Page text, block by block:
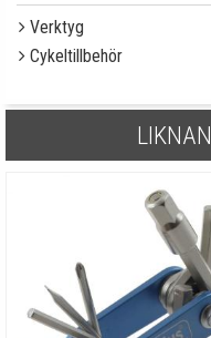
Verktyg
Cykeltillbehör